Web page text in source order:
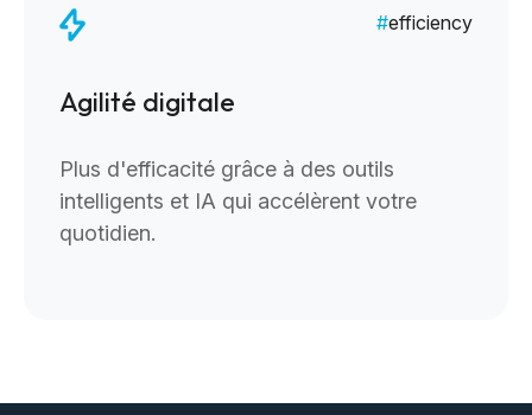
efficiency
Agilité digitale
Plus d'efficacité grâce à des outils
intelligents et IA qui accélèrent votre
quotidien.